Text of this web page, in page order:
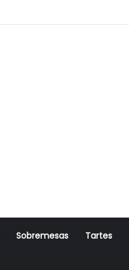
Sobremesas Tartes